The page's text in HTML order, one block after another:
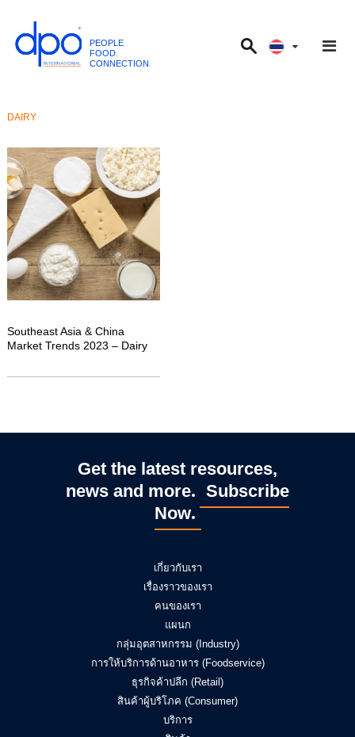
PEOPLE
FOOD
CONNECTION
n
t
e
r
n
a
t
i
n
a
DAIRY
Southeast Asia & China
Market Trends 2023 – Dairy
Get the latest resources,
news and more
Subscribe
Now
เกี่ยวกับเรา
เรื่องราวของเรา
คนของเรา
แผนก
กลุ่มอุตสาหกรรม (Industry)
การให้บริการด้านอาหาร (Foodservice)
ธุรกิจค้าปลีก (Retail)
สินค้าผู้บริโภค (Consumer)
บริการ